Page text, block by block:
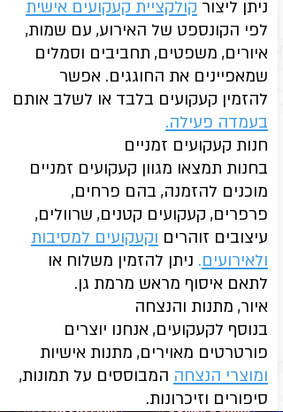
ניתן ליצור קולקציית קעקועים אישית
לפי הקונספט של האירוע, עם שמות,
איורים, משפטים, תחביבים וסמלים
שמאפיינים את החוגגים. אפשר
להזמין קעקועים בלבד או לשלב אותם
בעמדה פעילה.
חנות קעקועים זמניים
בחנות תמצאו מגוון קעקועים זמניים
מוכנים להזמנה, בהם פרחים,
פרפרים, קעקועים קטנים, שרוולים,
עיצובים זוהרים וקעקועים למסיבות
ולאירועים. ניתן להזמין משלוח או
לתאם איסוף מראש מרמת גן.
איור, מתנות והנצחה
בנוסף לקעקועים, אנחנו יוצרים
פורטרטים מאוירים, מתנות אישיות
ומוצרי הנצחה המבוססים על תמונות,
סיפורים וזיכרונות.